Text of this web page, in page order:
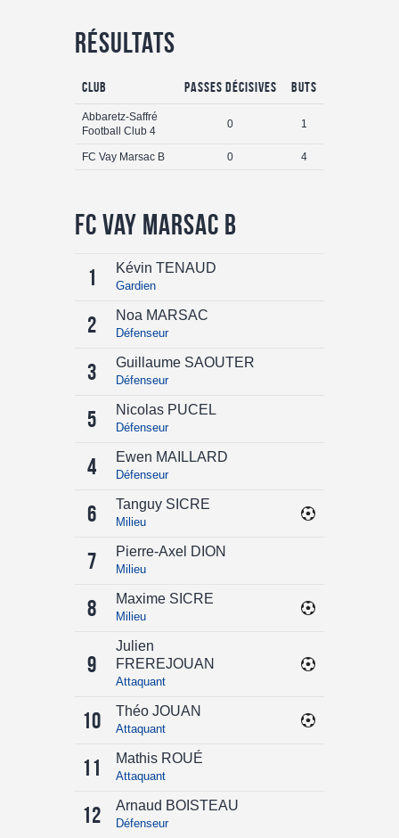
Résultats
Club Passes Décisives Buts
Abbaretz-Saffré
Football Club 4
0 1
FC Vay Marsac B 0 4
FC Vay Marsac B
1 Kévin TENAUD
Gardien
2 Noa MARSAC
Défenseur
3 Guillaume SAOUTER
Défenseur
5 Nicolas PUCEL
Défenseur
4 Ewen MAILLARD
Défenseur
6 Tanguy SICRE
Milieu
7 Pierre-Axel DION
Milieu
8 Maxime SICRE
Milieu
9
Julien
FREREJOUAN
Attaquant
10 Théo JOUAN
Attaquant
11 Mathis ROUÉ
Attaquant
12 Arnaud BOISTEAU
Défenseur